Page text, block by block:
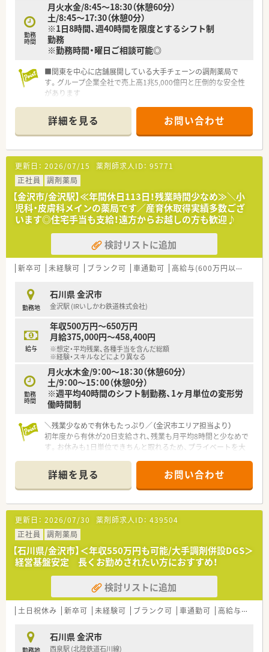
勤務
時間
月火水金/8:45～18:30（休憩60分）
土/8:45～17:30（休憩0分）
※1日8時間、週40時間を限度とするシフト制
勤務
※勤務時間・曜日ご相談可能◎
■関東を中心に店舗展開している大手チェーンの調剤薬局で
す。グループ企業全社で売上高1兆5,000億円と圧倒的な安全性
があります
ベンチ設置店舗も拡大されています。ドクターとの協働や患者
様への服薬指導にも力を入れているため、コミュニケーション能
力を重視されています
■閑静な住宅街に位置している薬局で、店舗は平屋で比較的新し
く、広々とした空間です。調剤室は広く、きっちり整理整頓され
ており非常に綺麗です
詳細を見る お問い合わせ
更新日： 2026/07/15 薬剤師求人ID： 95771
正社員
調剤薬局
【金沢市/金沢駅】≪年間休日113日！残業時間少なめ≫＼小
児科・皮膚科メインの薬局です／産育休取得実績多数ござ
います◎住宅手当も支給！遠方からお越しの方も歓迎♪
検討リストに追加
新卒可 未経験可 ブランク可 車通勤可 高給与(600万円以上)
勤務地
石川県 金沢市
金沢駅 (IRいしかわ鉄道株式会社)
給与
年収500万円～650万円
月給375,000円～458,400円
※想定・平均残業、各種手当を含んだ総額
※経験・スキルなどにより異なる
勤務
時間
月火水木金/9：00～18：30（休憩60分）
土/9：00～15：00（休憩0分）
※週平均40時間のシフト制勤務、1ヶ月単位の変形労
働時間制
＼残業少なめで有休もたっぷり／（金沢市エリア担当より）
初年度から有休が20日支給され、残業も月平均8時間と少なめで
す。お休みも1日単位できちんと取れるため、プライベートを大
＊------------------------------------------＊
【店舗情報と応需状況について】
■金沢駅から車で20分ほどの場所に位置しており、広い駐車場
が完備されているためマイカーでの通勤が大変便利です。
■近隣の小児科や皮膚科のクリニックから、1日あたり80枚から
100枚ほどの処方箋を安定して応需しています。
■店舗には薬剤師3名と複数の事務員が在籍しており、複数名体
制で協力しながら調剤や監査の業務を行っています。
【募集背景と求める人物像について】
■近年の産休や育休の取得者が増加していることを踏まえ、店舗
の体制強化と将来を見据えた増員募集を行います。
■周囲のスタッフと協調性を持って前向きに業務に取り組み、柔
■30代までの若い世代であれば調剤未経験の方も歓迎してお
り、意欲的にスキルを磨きたい方に最適な環境です。
詳細を見る お問い合わせ
更新日： 2026/07/30 薬剤師求人ID： 439504
正社員
調剤薬局
【石川県/金沢市】＜年収550万円も可能/大手調剤併設DGS＞
経営基盤安定 長くお勤めされたい方におすすめ！
検討リストに追加
土日祝休み 新卒可 未経験可 ブランク可 車通勤可 高給与(600万円以上)
勤務地
石川県 金沢市
西泉駅 (北陸鉄道石川線)